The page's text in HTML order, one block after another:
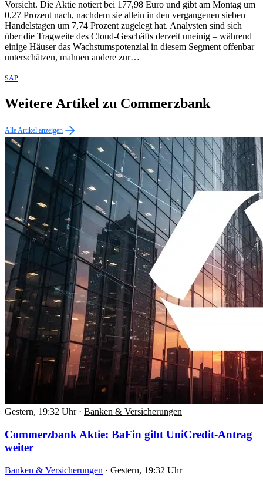
Vorsicht. Die Aktie notiert bei 177,98 Euro und gibt am Montag um
0,27 Prozent nach, nachdem sie allein in den vergangenen sieben
Handelstagen um 7,74 Prozent zugelegt hat. Analysten sind sich
über die Tragweite des Cloud-Geschäfts derzeit uneinig – während
einige Häuser das Wachstumspotenzial in diesem Segment offenbar
unterschätzen, mahnen andere zur…
SAP
Weitere Artikel zu Commerzbank
Alle Artikel anzeigen
Gestern, 19:32 Uhr · Banken & Versicherungen
Commerzbank Aktie: BaFin gibt UniCredit-Antrag
weiter
Banken & Versicherungen · Gestern, 19:32 Uhr